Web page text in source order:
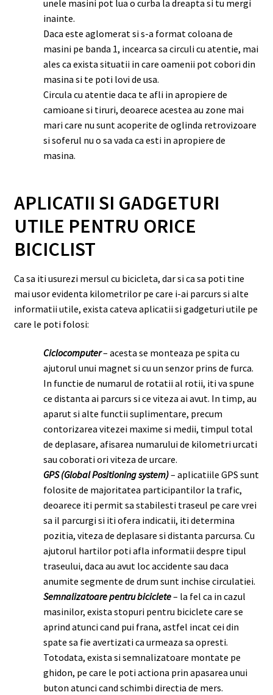
unele masini pot lua o curba la dreapta si tu mergi
inainte.
Daca este aglomerat si s-a format coloana de
masini pe banda 1, incearca sa circuli cu atentie, mai
ales ca exista situatii in care oamenii pot cobori din
masina si te poti lovi de usa.
Circula cu atentie daca te afli in apropiere de
camioane si tiruri, deoarece acestea au zone mai
mari care nu sunt acoperite de oglinda retrovizoare
si soferul nu o sa vada ca esti in apropiere de
masina.
APLICATII SI GADGETURI
UTILE PENTRU ORICE
BICICLIST
Ca sa iti usurezi mersul cu bicicleta, dar si ca sa poti tine
mai usor evidenta kilometrilor pe care i-ai parcurs si alte
informatii utile, exista cateva aplicatii si gadgeturi utile pe
care le poti folosi:
Ciclocomputer– acesta se monteaza pe spita cu
ajutorul unui magnet si cu un senzor prins de furca.
In functie de numarul de rotatii al rotii, iti va spune
ce distanta ai parcurs si ce viteza ai avut. In timp, au
aparut si alte functii suplimentare, precum
contorizarea vitezei maxime si medii, timpul total
de deplasare, afisarea numarului de kilometri urcati
sau coborati ori viteza de urcare.
GPS (Global Positioning system)– aplicatiile GPS sunt
folosite de majoritatea participantilor la trafic,
deoarece iti permit sa stabilesti traseul pe care vrei
sa il parcurgi si iti ofera indicatii, iti determina
pozitia, viteza de deplasare si distanta parcursa. Cu
ajutorul hartilor poti afla informatii despre tipul
traseului, daca au avut loc accidente sau daca
anumite segmente de drum sunt inchise circulatiei.
Semnalizatoare pentru biciclete– la fel ca in cazul
masinilor, exista stopuri pentru biciclete care se
aprind atunci cand pui frana, astfel incat cei din
spate sa fie avertizati ca urmeaza sa opresti.
Totodata, exista si semnalizatoare montate pe
ghidon, pe care le poti actiona prin apasarea unui
buton atunci cand schimbi directia de mers.